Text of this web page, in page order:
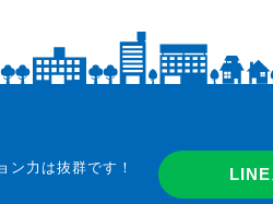
ン力は抜群です！
LINE